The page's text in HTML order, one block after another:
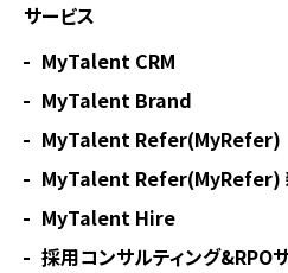
サービス
MyTalent CRM
MyTalent Brand
MyTalent Refer(MyRefer)
MyTalent Refer(MyRefer)
MyTalent Hire
採用コンサルティング&RPO